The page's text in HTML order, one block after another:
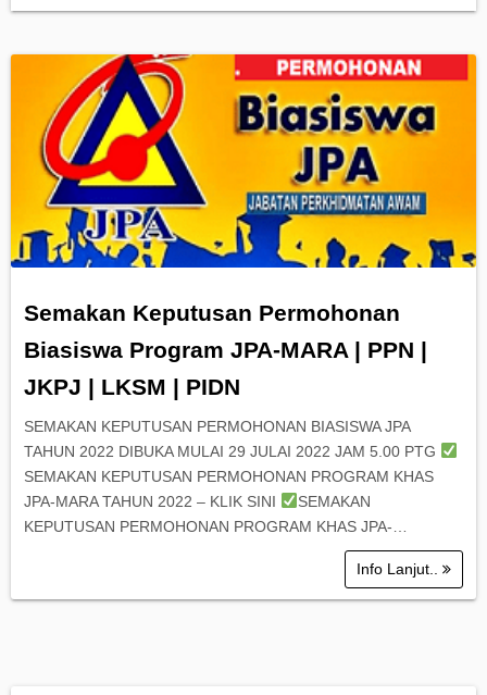
Semakan Keputusan Permohonan
Biasiswa Program JPA-MARA | PPN |
JKPJ | LKSM | PIDN
SEMAKAN KEPUTUSAN PERMOHONAN BIASISWA JPA
TAHUN 2022 DIBUKA MULAI 29 JULAI 2022 JAM 5.00 PTG
SEMAKAN KEPUTUSAN PERMOHONAN PROGRAM KHAS
JPA-MARA TAHUN 2022 – KLIK SINI
SEMAKAN
KEPUTUSAN PERMOHONAN PROGRAM KHAS JPA-…
Info Lanjut..